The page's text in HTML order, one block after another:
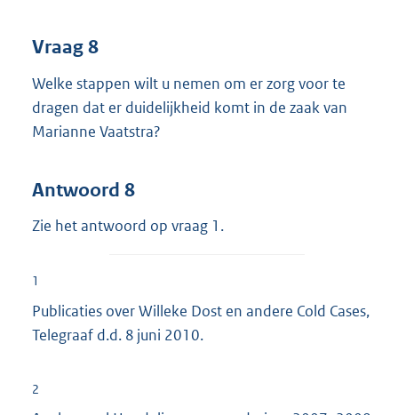
Vraag 8
Welke stappen wilt u nemen om er zorg voor te
dragen dat er duidelijkheid komt in de zaak van
Marianne Vaatstra?
Antwoord 8
Zie het antwoord op vraag 1.
1
Publicaties over Willeke Dost en andere Cold Cases,
Telegraaf d.d. 8 juni 2010.
2